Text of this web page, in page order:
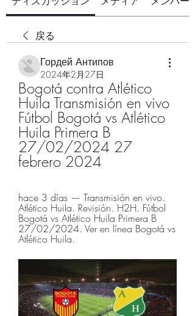
戻る
Гордей Антипов
2024年2月27日
Bogotá contra Atlético
Huila Transmisión en vivo
Fútbol Bogotá vs Atlético
Huila Primera B
27/02/2024 27
febrero 2024
hace 3 días — Transmisión en vivo.
Atlético Huila. Revisión. H2H. Fútbol
Bogotá vs Atlético Huila Primera B
27/02/2024. Ver en línea Bogotá vs
Atlético Huila.